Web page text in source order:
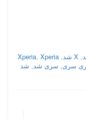
, X شد ,
Xperia, Xperia
سری, سری شد, شد